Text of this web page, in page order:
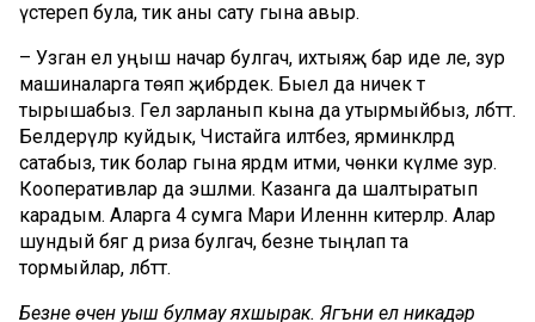
үстереп була, тик аны сату гына авыр.
– Узган ел уңыш начар булгач, ихтыяҗ бар иде әле, зур
машиналарга төяп җибәрдек. Быел да ничек тә
тырышабыз. Гел зарланып кына да утырмыйбыз, әлбәттә.
Белдерүләр куйдык, Чистайга илтәбез, ярминкәләрдә
сатабыз, тик болар гына ярдәм итми, чөнки күләме зур.
Кооперативлар да эшләми. Казанга да шалтыратып
карадым. Аларга 4 сумга Мари Иленнән китерәләр. Алар
шундый бәягә дә риза булгач, безне тыңлап та
тормыйлар, әлбәттә.
Безнең өчен уңыш булмау яхшырак. Ягъни ел никадәр